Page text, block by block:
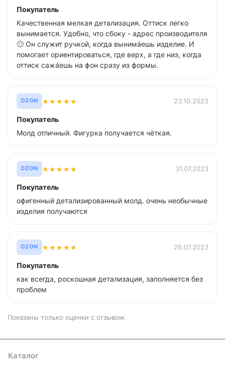
Покупатель
Качественная мелкая детализация. Оттиск легко
вынимается. Удобно, что сбоку - адрес производителя
🙂 Он служит ручкой, когда вынимáешь изделие. И
помогает ориентироваться, где верх, а где низ, когда
оттиск сажáешь на фон сразу из формы.
OZON ★★★★★ 23.10.2023
Покупатель
Молд отличный. Фигурка получается чёткая.
OZON ★★★★★ 31.07.2023
Покупатель
офигенный детализированный молд. очень необычные
изделия получаются
OZON ★★★★★ 26.07.2023
Покупатель
как всегда, роскошная детализация, заполняется без
проблем
Показаны только оценки с отзывом.
Каталог